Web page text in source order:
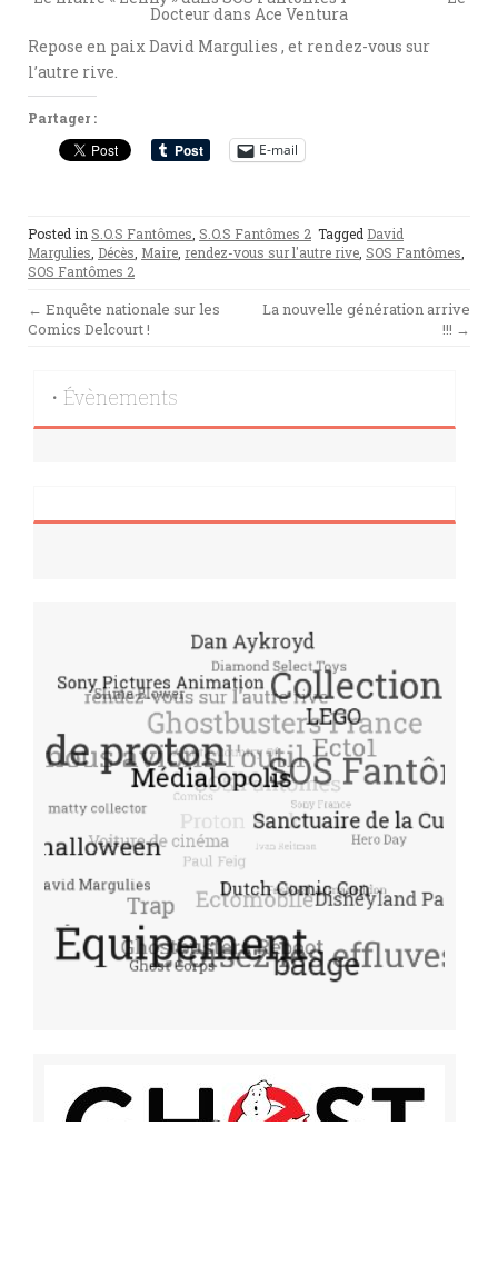
Docteur dans Ace Ventura
Repose en paix David Margulies , et rendez-vous sur
l’autre rive.
Partager :
E-mail
Posted in S.O.S Fantômes S.O.S Fantômes 2 Tagged David
Margulies Décès Maire rendez-vous sur l'autre rive SOS Fantômes
SOS Fantômes 2
Post
navigation
← Enquête nationale sur les
Comics Delcourt !
La nouvelle génération arrive
!!! →
• Évènements